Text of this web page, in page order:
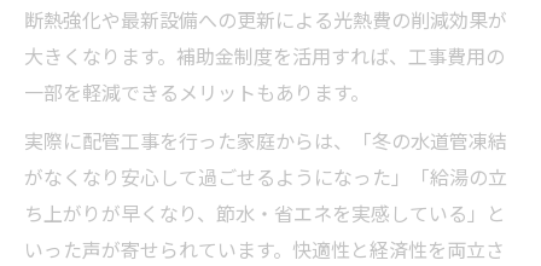
断熱強化や最新設備への更新による光熱費の削減効果が
大きくなります。補助金制度を活用すれば、工事費用の
一部を軽減できるメリットもあります。
実際に配管工事を行った家庭からは、「冬の水道管凍結
がなくなり安心して過ごせるようになった」「給湯の立
ち上がりが早くなり、節水・省エネを実感している」と
いった声が寄せられています。快適性と経済性を両立さ